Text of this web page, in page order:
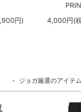
円)
4,000円(
- ジョガ厳選のアイテ